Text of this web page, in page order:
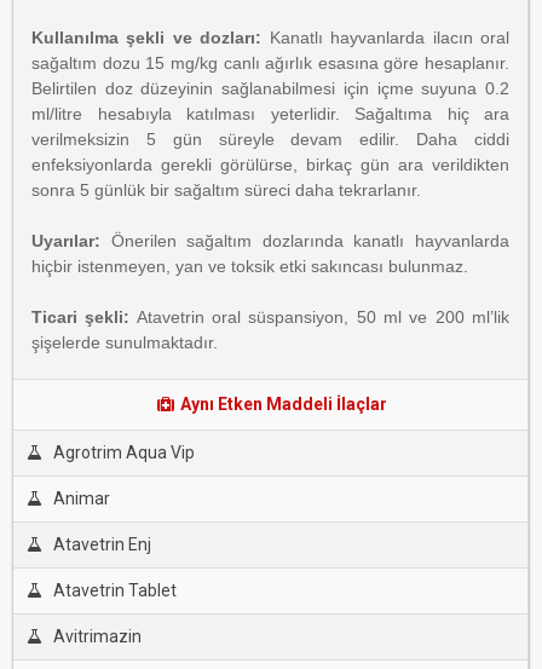
Kullanılma şekli ve dozları: Kanatlı hayvanlarda ilacın oral
sağaltım dozu 15 mg/kg canlı ağırlık esasına göre hesaplanır.
Belirtilen doz düzeyinin sağlanabilmesi için içme suyuna 0.2
ml/litre hesabıyla katılması yeterlidir. Sağaltıma hiç ara
verilmeksizin 5 gün süreyle devam edilir. Daha ciddi
enfeksiyonlarda gerekli görülürse, birkaç gün ara verildikten
sonra 5 günlük bir sağaltım süreci daha tekrarlanır.
Uyarılar: Önerilen sağaltım dozlarında kanatlı hayvanlarda
hiçbir istenmeyen, yan ve toksik etki sakıncası bulunmaz.
Ticari şekli: Atavetrin oral süspansiyon, 50 ml ve 200 ml’lik
şişelerde sunulmaktadır.
Aynı Etken Maddeli İlaçlar
Agrotrim Aqua Vip
Animar
Atavetrin Enj
Atavetrin Tablet
Avitrimazin